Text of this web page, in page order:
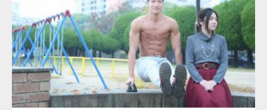
Category:公園のマッチョ その他 AKIHITO(細マッチョ) 腹筋
ダウンロード